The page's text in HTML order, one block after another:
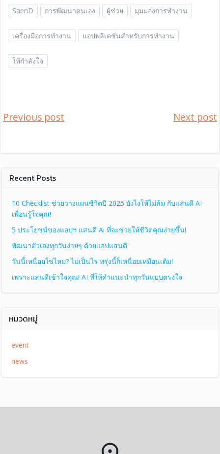
SaenD การพัฒนาตนเอง ผู้ช่วย มุมมองการทำงาน
เครื่องมือการทำงาน แอปพลิเคชันสำหรับการทำงาน
ให้กำลังใจ
แนะแนว
เรื่อง
Previous post แนะ
เรื่อง
Next post
Recent Posts
10 Checklist ช่วยวางแผนชีวิตปี 2025 ยังไงให้ไม่ล้ม กับแสนดี AI
เพื่อนรู้ใจคุณ!
5 ประโยชน์ของแอปฯ แสนดี Ai ที่จะช่วยให้ชีวิตคุณง่ายขึ้น!
พัฒนาตัวเองทุกวันง่ายๆ ด้วยแอปแสนดี
วันนี้เหนื่อยใช่ไหม? ไม่เป็นไร พรุ่งนี้ก็เหนื่อยเหมือนเดิม!
เพราะแสนดีเข้าใจคุณ! AI ที่ให้คำแนะนำทุกวันแบบตรงใจ
หมวดหมู่
event
news